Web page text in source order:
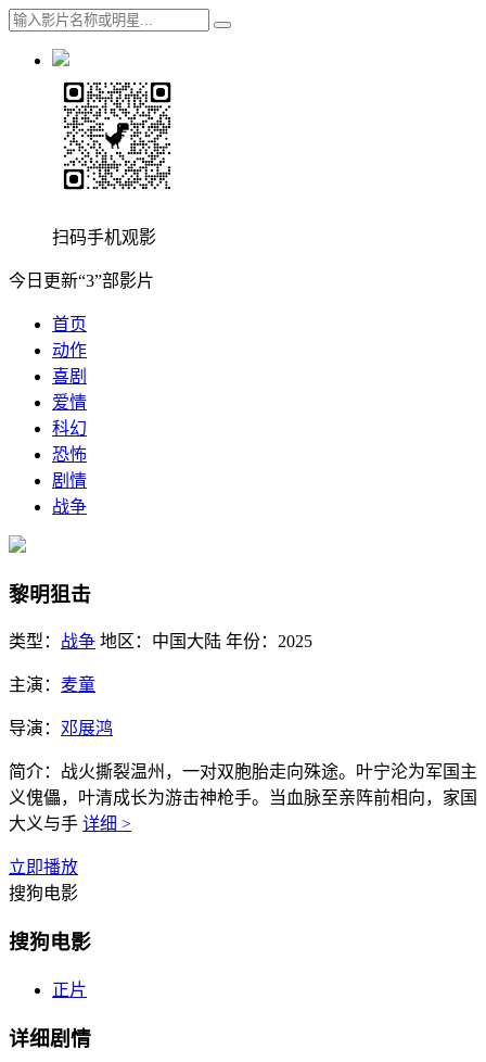
扫码手机观影
今日更新“3”部影片
首页
动作
喜剧
爱情
科幻
恐怖
剧情
战争
黎明狙击
类型： 战争 地区： 中国大陆 年份： 2025
主演： 麦童
导演： 邓展鸿
简介： 战火撕裂温州，一对双胞胎走向殊途。叶宁沦为军国主
义傀儡，叶清成长为游击神枪手。当血脉至亲阵前相向，家国
大义与手 详细 >
立即播放
搜狗电影
搜狗电影
正片
详细剧情